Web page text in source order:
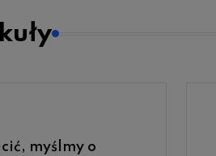
myślmy o